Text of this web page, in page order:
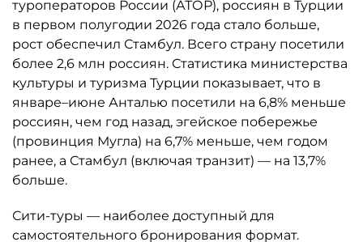
туроператоров России (АТОР), россиян в Турции
в первом полугодии 2026 года стало больше,
рост обеспечил Стамбул. Всего страну посетили
более 2,6 млн россиян. Статистика министерства
культуры и туризма Турции показывает, что в
январе–июне Анталью посетили на 6,8% меньше
россиян, чем год назад, эгейское побережье
(провинция Мугла) на 6,7% меньше, чем годом
ранее, а Стамбул (включая транзит) — на 13,7%
больше.
Сити-туры — наиболее доступный для
самостоятельного бронирования формат.